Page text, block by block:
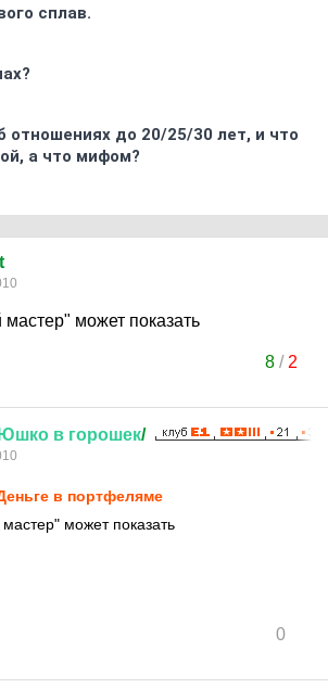
сплав.
отношениях до 20/25/30 лет, и что
а что мифом?
может показать
8/ 2
в горошек/
в портфеляме
может показать
0